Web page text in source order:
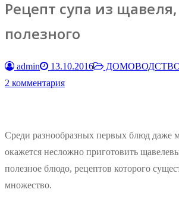
Рецепт супа из
полезного
admin 13.10.2016
2 комментария
Среди разнообразных первых блюд даже
окажется несложно приготовить
полезное блюдо, рецептов которого
множество.